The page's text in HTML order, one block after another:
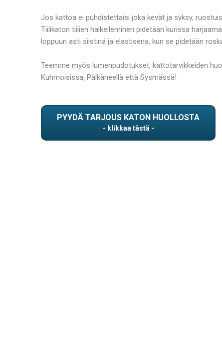
Jos kattoa ei puhdistettaisi joka kevät ja syksy,
Tiilikaton tiilien halkeileminen pidetään kurissa
loppuun asti siistinä ja elastisena, kun se pidetään
Teemme myös lumenpudotukset, kattotarvikkeiden
Kuhmoisissa, Pälkäneellä että Sysmässä!
PYYDÄ TARJOUS KATON HUOLLOSTA